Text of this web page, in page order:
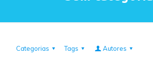
Categorias Tags Autores